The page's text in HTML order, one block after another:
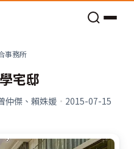
事務所
宅邸
仲傑、賴姝媛 · 2015-07-15